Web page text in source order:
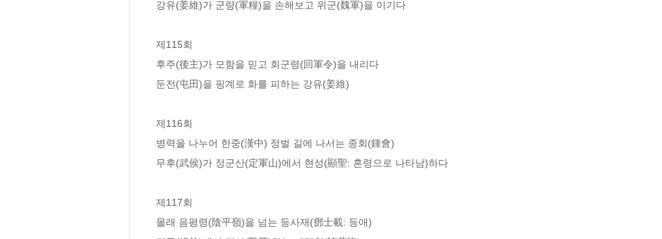
강유(姜維)가 군량(軍糧)을 손해보고 위군(魏軍)을 이기다
제115회
후주(後主)가 모함을 믿고 회군령(回軍令)을 내리다
둔전(屯田)을 핑계로 화를 피하는 강유(姜維)
제116회
병력을 나누어 한중(漢中) 정벌 길에 나서는 종회(鍾會)
무후(武侯)가 정군산(定軍山)에서 현성(顯聖: 혼령으로 나타남)하다
제117회
몰래 음평령(陰平嶺)을 넘는 등사재(鄧士載: 등애)